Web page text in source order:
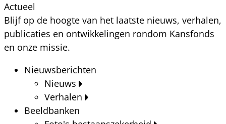
Actueel
Blijf op de hoogte van het laatste nieuws, verhalen,
publicaties en ontwikkelingen rondom Kansfonds
en onze missie.
Nieuwsberichten
Nieuws
Verhalen
Beeldbanken